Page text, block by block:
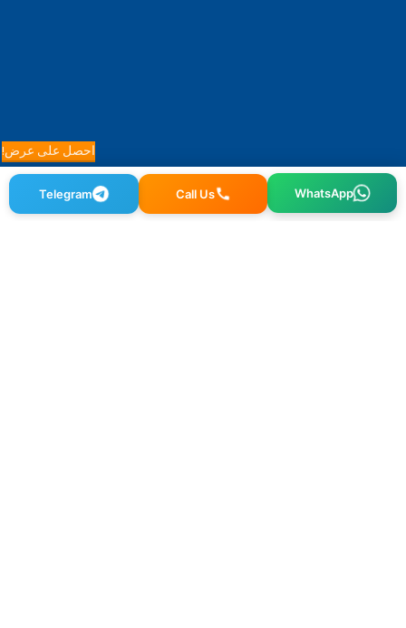
WhatsApp
Call Us
Telegram
احصل على عرض!